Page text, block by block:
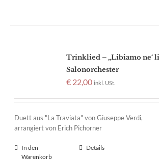
Trinklied – „Libiamo ne‘
Salonorchester
€ 22,00 inkl. USt.
Duett aus "La Traviata" von Giuseppe Verdi,
arrangiert von Erich Pichorner
In den
Warenkorb
Details